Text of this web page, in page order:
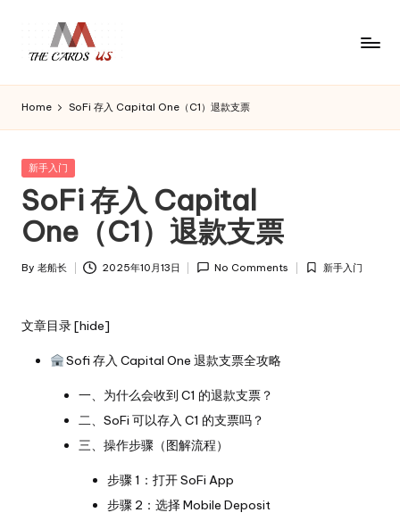
S
r
d
s
of
Home SoFi 存入 Capital One（C1）退款支票
Posted
新手入门
SoFi 存入 Capital
One（C1）退款支票
Posted
By 老船长 2025年10月13日 No Comments
Posted
新手入门
文章目录[hide]
Sofi 存入 Capital One 退款支票全攻略
一、为什么会收到 C1 的退款支票？
二、SoFi 可以存入 C1 的支票吗？
三、操作步骤（图解流程）
步骤 1：打开 SoFi App
步骤 2：选择 Mobile Deposit